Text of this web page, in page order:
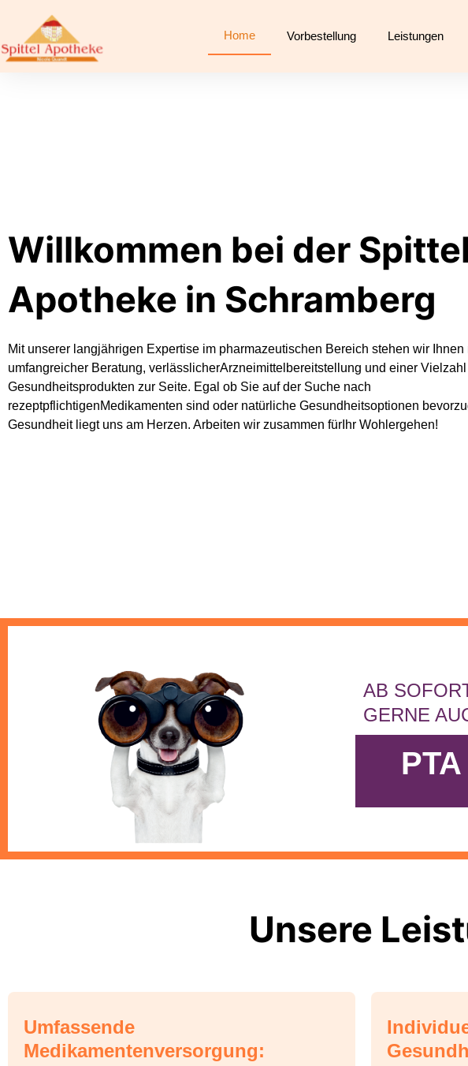
content
Home Vorbestellung Leistungen
Willkommen bei der Spittel
Apotheke in Schramberg
Mit unserer langjährigen Expertise im pharmazeutischen Bereich stehen wir Ihnen
umfangreicher Beratung, verlässlicherArzneimittelbereitstellung und einer Vielzahl
Gesundheitsprodukten zur Seite. Egal ob Sie auf der Suche nach
rezeptpflichtigenMedikamenten sind oder natürliche Gesundheitsoptionen
Gesundheit liegt uns am Herzen. Arbeiten wir zusammen fürIhr Wohlergehen!
AB
GERNE
Unsere
Umfassende
Medikamentenversorgung: